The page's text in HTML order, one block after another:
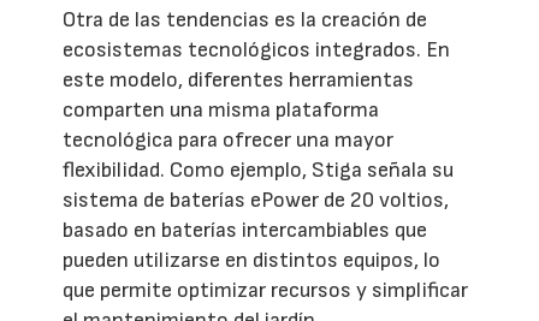
Otra de las tendencias es la creación de
ecosistemas tecnológicos integrados. En
este modelo, diferentes herramientas
comparten una misma plataforma
tecnológica para ofrecer una mayor
flexibilidad. Como ejemplo, Stiga señala su
sistema de baterías ePower de 20 voltios,
basado en baterías intercambiables que
pueden utilizarse en distintos equipos, lo
que permite optimizar recursos y simplificar